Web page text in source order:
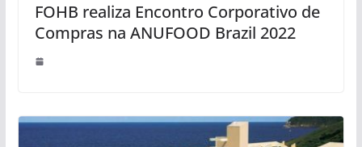
FOHB realiza Encontro Corporativo de
Compras na ANUFOOD Brazil 2022